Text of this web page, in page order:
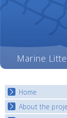
Marine
Home
About the